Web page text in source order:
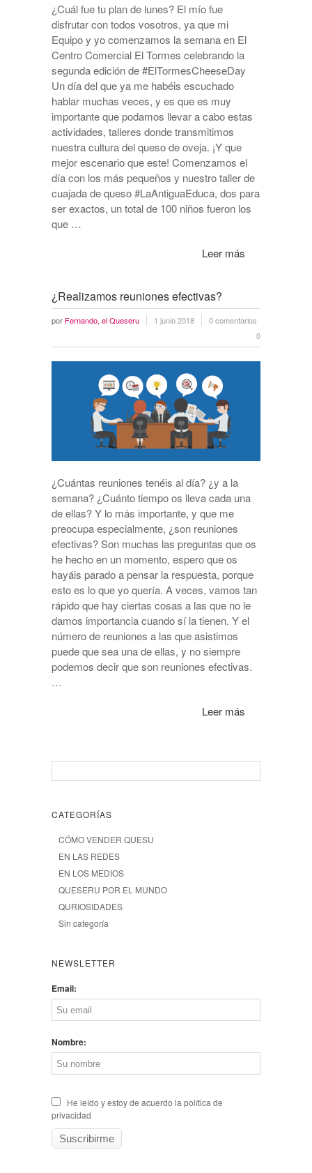
¿Cuál fue tu plan de lunes? El mío fue
disfrutar con todos vosotros, ya que mi
Equipo y yo comenzamos la semana en El
Centro Comercial El Tormes celebrando la
segunda edición de #ElTormesCheeseDay
Un día del que ya me habéis escuchado
hablar muchas veces, y es que es muy
importante que podamos llevar a cabo estas
actividades, talleres donde transmitimos
nuestra cultura del queso de oveja. ¡Y que
mejor escenario que este! Comenzamos el
día con los más pequeños y nuestro taller de
cuajada de queso #LaAntiguaEduca, dos para
ser exactos, un total de 100 niños fueron los
que …
Leer más
¿Realizamos reuniones efectivas?
por Fernando, el Queseru 1 junio 2018
0 comentarios
0
¿Cuántas reuniones tenéis al día? ¿y a la
semana? ¿Cuánto tiempo os lleva cada una
de ellas? Y lo más importante, y que me
preocupa especialmente, ¿son reuniones
efectivas? Son muchas las preguntas que os
he hecho en un momento, espero que os
hayáis parado a pensar la respuesta, porque
esto es lo que yo quería. A veces, vamos tan
rápido que hay ciertas cosas a las que no le
damos importancia cuando sí la tienen. Y el
número de reuniones a las que asistimos
puede que sea una de ellas, y no siempre
podemos decir que son reuniones efectivas.
…
Leer más
CATEGORÍAS
CÓMO VENDER QUESU
EN LAS REDES
EN LOS MEDIOS
QUESERU POR EL MUNDO
QURIOSIDADES
Sin categoría
NEWSLETTER
Email:
Nombre:
He leído y estoy de acuerdo la política de
privacidad